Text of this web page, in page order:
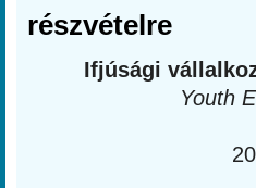
részvételre
Ifjúsági
Youth